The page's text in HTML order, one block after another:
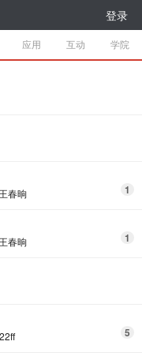
登录
应用 互动 学院
春晌 1
春晌 1
5